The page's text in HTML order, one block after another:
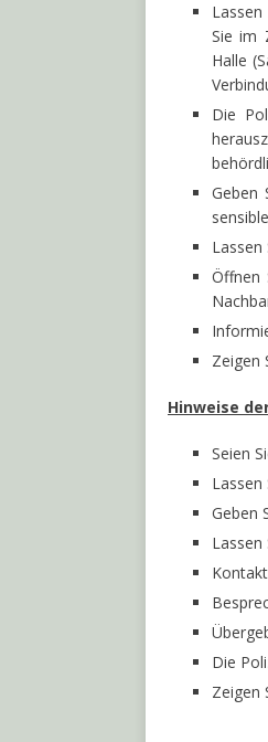
Sie im
Halle
Die
Geben
Öffnen
Zeigen
Hinweise
Seien
Geben
Lassen
Die
Zeigen